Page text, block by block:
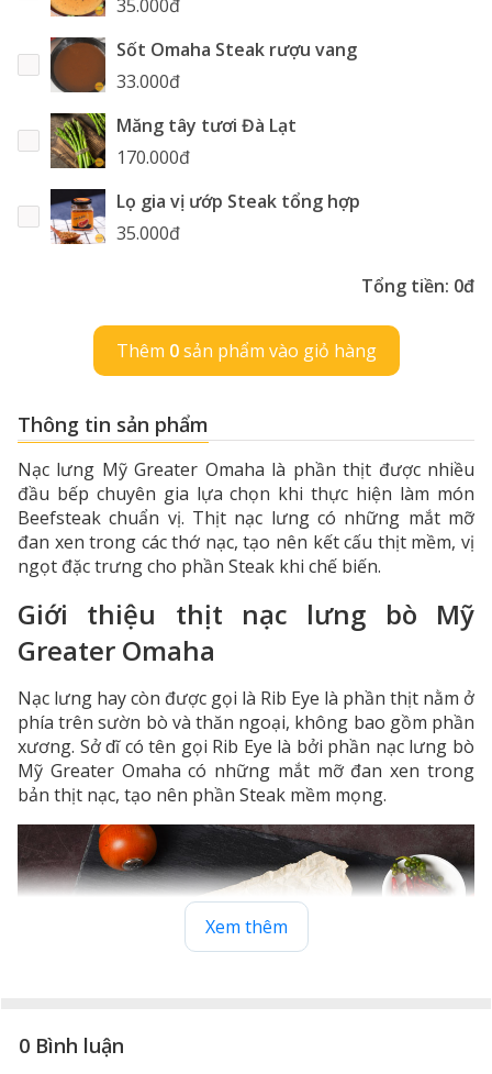
35.000đ
Sốt Omaha Steak rượu vang
33.000đ
Măng tây tươi Đà Lạt
170.000đ
Lọ gia vị ướp Steak tổng hợp
35.000đ
Tổng tiền: 0đ
Thêm 0sản phẩm vào giỏ hàng
Thông tin sản phẩm
Nạc lưng Mỹ Greater Omaha là phần thịt được nhiều
đầu bếp chuyên gia lựa chọn khi thực hiện làm món
Beefsteak chuẩn vị. Thịt nạc lưng có những mắt mỡ
đan xen trong các thớ nạc, tạo nên kết cấu thịt mềm, vị
ngọt đặc trưng cho phần Steak khi chế biến.
Giới thiệu thịt nạc lưng bò Mỹ
Greater Omaha
Nạc lưng hay còn được gọi là Rib Eye là phần thịt nằm ở
phía trên sườn bò và thăn ngoại, không bao gồm phần
xương. Sở dĩ có tên gọi Rib Eye là bởi phần nạc lưng bò
Mỹ Greater Omaha có những mắt mỡ đan xen trong
bản thịt nạc, tạo nên phần Steak mềm mọng.
Xem thêm
0 Bình luận